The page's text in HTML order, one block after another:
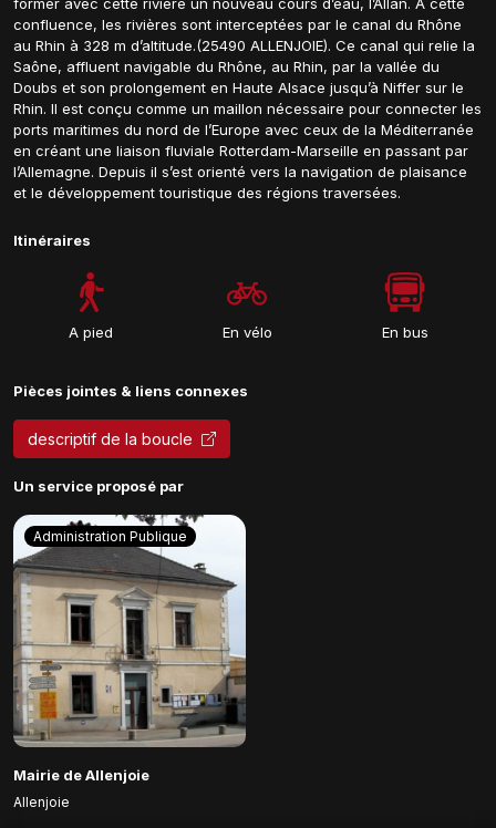
confluence, les rivières sont interceptées par le canal du Rhône
au Rhin à 328 m d’altitude.(25490 ALLENJOIE). Ce canal qui relie la
Saône, affluent navigable du Rhône, au Rhin, par la vallée du
Doubs et son prolongement en Haute Alsace jusqu’à Niffer sur le
Rhin. Il est conçu comme un maillon nécessaire pour connecter les
ports maritimes du nord de l’Europe avec ceux de la Méditerranée
en créant une liaison fluviale Rotterdam-Marseille en passant par
l’Allemagne. Depuis il s’est orienté vers la navigation de plaisance
et le développement touristique des régions traversées.
Itinéraires
A pied En vélo En bus
Pièces jointes & liens connexes
descriptif de la boucle
Un service proposé par
Administration Publique
Mairie de Allenjoie
Allenjoie